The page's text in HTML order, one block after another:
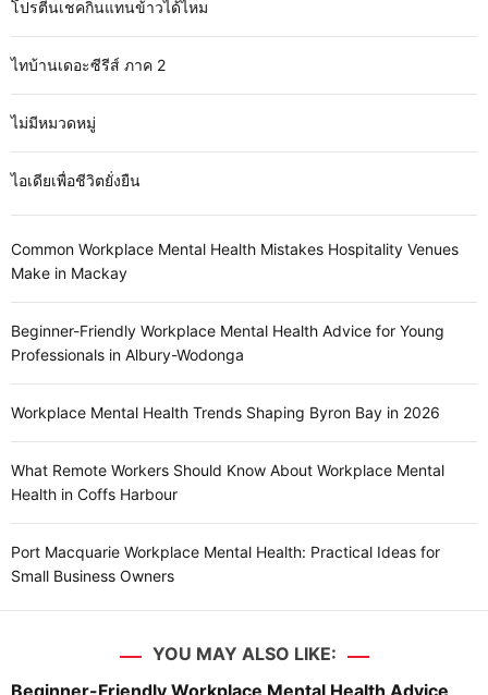
โปรตีนเชคกินแทนข้าวได้ไหม
ไทบ้านเดอะซีรีส์ ภาค 2
ไม่มีหมวดหมู่
ไอเดียเพื่อชีวิตยั่งยืน
Common Workplace Mental Health Mistakes Hospitality Venues
Make in Mackay
Beginner-Friendly Workplace Mental Health Advice for Young
Professionals in Albury-Wodonga
Workplace Mental Health Trends Shaping Byron Bay in 2026
What Remote Workers Should Know About Workplace Mental
Health in Coffs Harbour
Port Macquarie Workplace Mental Health: Practical Ideas for
Small Business Owners
YOU MAY ALSO LIKE:
Beginner-Friendly Workplace Mental Health Advice